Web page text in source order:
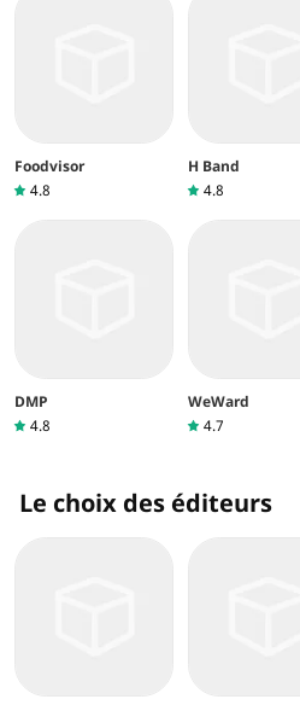
Foodvisor
4.8
H Band
4.8
DMP
4.8
WeWard
4.7
Le choix des éditeurs